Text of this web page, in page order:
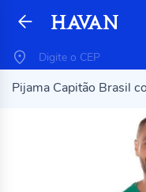
Pijama Capitão Brasil